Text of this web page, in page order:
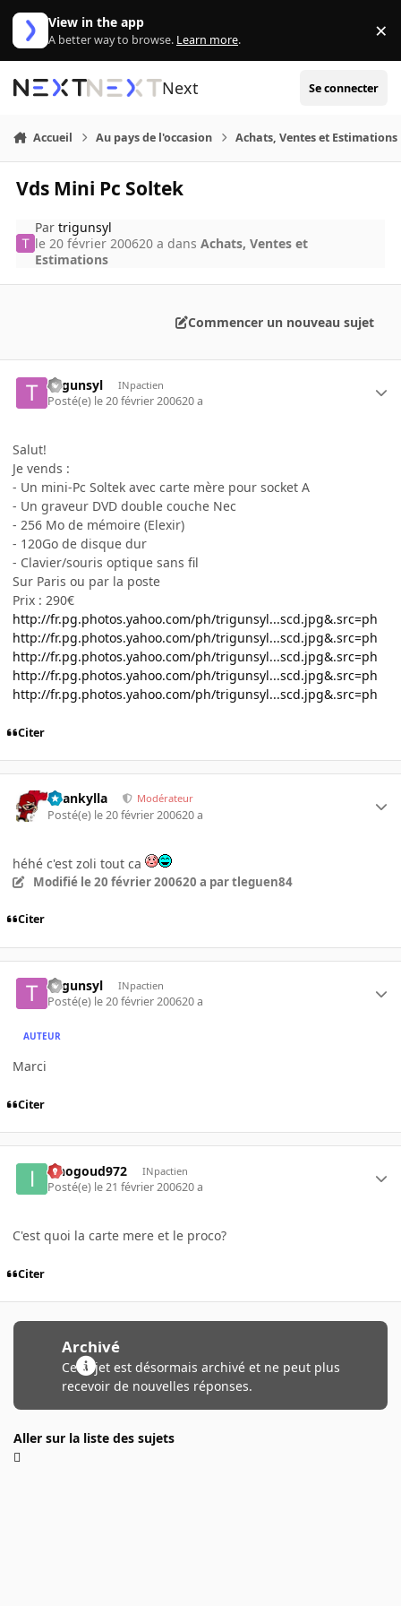
Aller au contenu
View in the app
A better way to browse. Learn more. ×
Next Se connecter
Accueil Au pays de l'occasion Achats, Ventes et Estimations
Vds Mini Pc Soltek
Partrigunsyl
le 20 février 200620 a dansAchats, Ventes et
Estimations
Commencer un nouveau sujet
trigunsyl INpactien
Posté(e) le 20 février 200620 a
Salut!
Je vends :
- Un mini-Pc Soltek avec carte mère pour socket A
- Un graveur DVD double couche Nec
- 256 Mo de mémoire (Elexir)
- 120Go de disque dur
- Clavier/souris optique sans fil
Sur Paris ou par la poste
Prix : 290€
http://fr.pg.photos.yahoo.com/ph/trigunsyl...scd.jpg&.src=ph
http://fr.pg.photos.yahoo.com/ph/trigunsyl...scd.jpg&.src=ph
http://fr.pg.photos.yahoo.com/ph/trigunsyl...scd.jpg&.src=ph
http://fr.pg.photos.yahoo.com/ph/trigunsyl...scd.jpg&.src=ph
http://fr.pg.photos.yahoo.com/ph/trigunsyl...scd.jpg&.src=ph
Citer
beankylla Modérateur
Posté(e) le 20 février 200620 a
héhé c'est zoli tout ca
Modifié le 20 février 200620 a par tleguen84
Citer
trigunsyl INpactien
Posté(e) le 20 février 200620 a
AUTEUR
Marci
Citer
iznogoud972 INpactien
Posté(e) le 21 février 200620 a
C'est quoi la carte mere et le proco?
Citer
Archivé
Ce sujet est désormais archivé et ne peut plus
recevoir de nouvelles réponses.
Aller sur la liste des sujets